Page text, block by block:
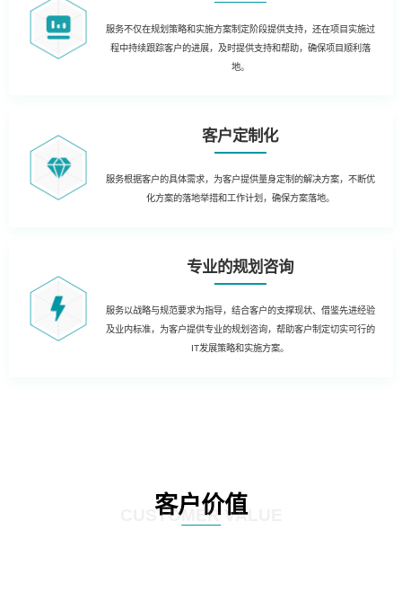
服务不仅在规划策略和实施方案制定阶段提供支持，还在项目实施过
程中持续跟踪客户的进展，及时提供支持和帮助，确保项目顺利落
地。
客户定制化
服务根据客户的具体需求，为客户提供量身定制的解决方案，不断优
化方案的落地举措和工作计划，确保方案落地。
专业的规划咨询
服务以战略与规范要求为指导，结合客户的支撑现状、借鉴先进经验
及业内标准，为客户提供专业的规划咨询，帮助客户制定切实可行的
IT发展策略和实施方案。
客户价值
CUSTOMER VALUE